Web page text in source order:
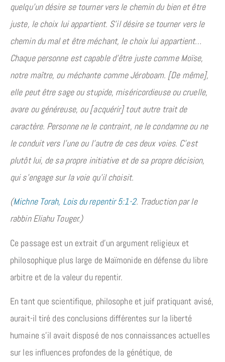
quelqu’un désire se tourner vers le chemin du bien et être
juste, le choix lui appartient. S’il désire se tourner vers le
chemin du mal et être méchant, le choix lui appartient…
Chaque personne est capable d’être juste comme Moïse,
notre maître, ou méchante comme Jéroboam. [De même],
elle peut être sage ou stupide, miséricordieuse ou cruelle,
avare ou généreuse, ou [acquérir] tout autre trait de
caractère. Personne ne le contraint, ne le condamne ou ne
le conduit vers l’une ou l’autre de ces deux voies. C’est
plutôt lui, de sa propre initiative et de sa propre décision,
qui s’engage sur la voie qu’il choisit.
(Michne Torah, Lois du repentir 5:1-2. Traduction par le
rabbin Eliahu Touger.)
Ce passage est un extrait d’un argument religieux et
philosophique plus large de Maïmonide en défense du libre
arbitre et de la valeur du repentir.
En tant que scientifique, philosophe et juif pratiquant avisé,
aurait-il tiré des conclusions différentes sur la liberté
humaine s’il avait disposé de nos connaissances actuelles
sur les influences profondes de la génétique, de